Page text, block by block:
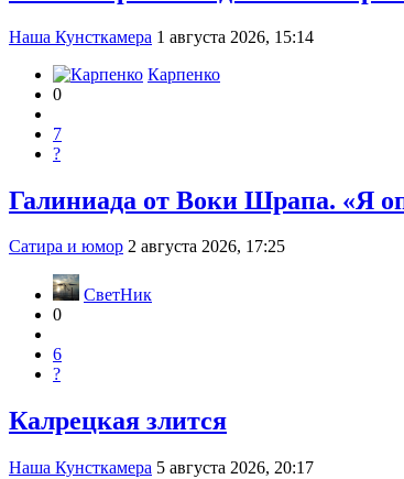
Наша Кунсткамера 1 августа 2026, 15:14
Карпенко
0
7
?
Галиниада от Воки Шрапа. «Я
Сатира и юмор 2 августа 2026, 17:25
СветНик
0
6
?
Калрецкая злится
Наша Кунсткамера 5 августа 2026, 20:17